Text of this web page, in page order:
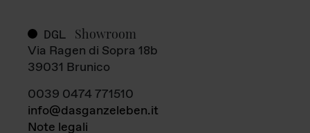
DGL Showroom
Via Ragen di Sopra 18b
39031 Brunico
0039 0474 771510
info@dasganzeleben.it
Note legali